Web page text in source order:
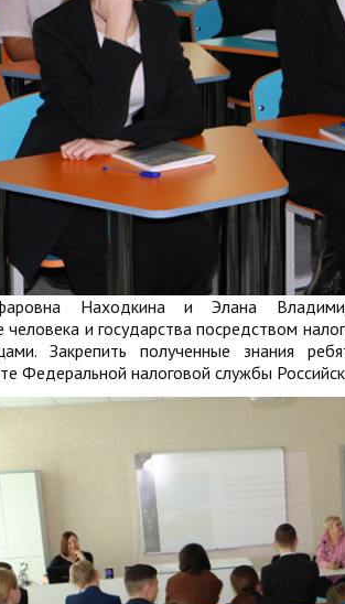
Находкина и Элана
и государства посредством
Закрепить полученные знания
Федеральной налоговой службы